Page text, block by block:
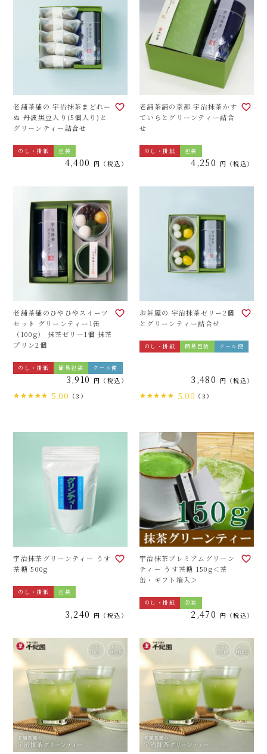
老舗茶舗の 宇治抹茶まどれー
ぬ 丹波黒豆入り(5個入り)と
グリーンティー詰合せ
のし・掛紙 包装
4,400 税込
老舗茶舗の京都 宇治抹茶かす
ていらとグリーンティー詰合
せ
のし・掛紙 包装
4,250 税込
老舗茶舗のひやひやスイーツ
セット グリーンティー1缶
（100g） 抹茶ゼリー1個 抹茶
プリン2個
のし・掛紙 簡易包装 クール便
3,910 税込
5.00 （3）
お茶屋の 宇治抹茶ゼリー2個
とグリーンティー詰合せ
のし・掛紙 簡易包装 クール便
3,480 税込
5.00 （3）
宇治抹茶グリーンティー うす
茶糖 500g
のし・掛紙 包装
3,240 税込
宇治抹茶プレミアムグリーン
ティー うす茶糖 150g＜茶
缶・ギフト箱入＞
のし・掛紙 包装
2,470 税込